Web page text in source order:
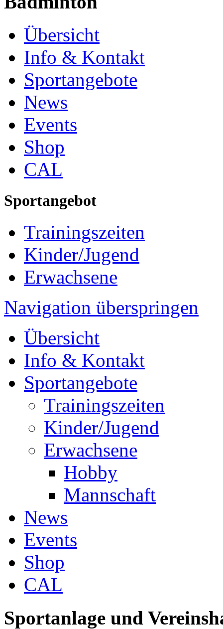
Übersicht
Info & Kontakt
Sportangebote
News
Events
Shop
CAL
Sportangebot
Trainingszeiten
Kinder/Jugend
Erwachsene
Navigation überspringen
Übersicht
Info & Kontakt
Sportangebote
Trainingszeiten
Kinder/Jugend
Erwachsene
Hobby
Mannschaft
News
Events
Shop
CAL
Sportanlage und